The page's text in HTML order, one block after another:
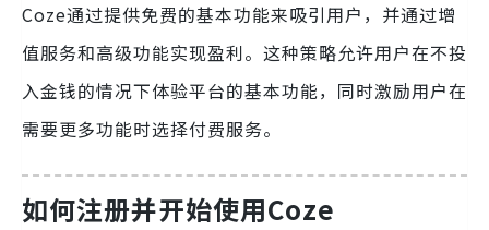
Coze通过提供免费的基本功能来吸引用户，并通过增
值服务和高级功能实现盈利。这种策略允许用户在不投
入金钱的情况下体验平台的基本功能，同时激励用户在
需要更多功能时选择付费服务。
如何注册并开始使用Coze